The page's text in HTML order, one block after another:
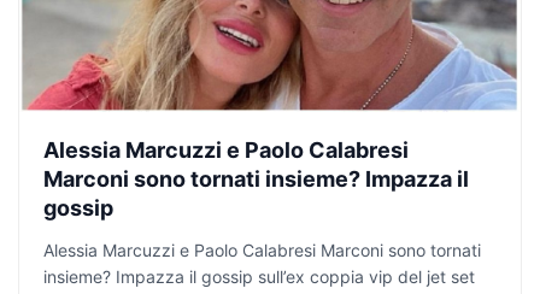
Alessia Marcuzzi e Paolo Calabresi
Marconi sono tornati insieme? Impazza il
gossip
Alessia Marcuzzi e Paolo Calabresi Marconi sono tornati
insieme? Impazza il gossip sull’ex coppia vip del jet set